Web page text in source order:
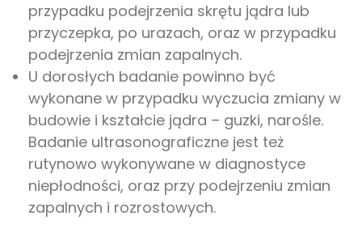
przypadku podejrzenia skrętu jądra lub
przyczepka, po urazach, oraz w przypadku
podejrzenia zmian zapalnych.
U dorosłych badanie powinno być
wykonane w przypadku wyczucia zmiany w
budowie i kształcie jądra – guzki, narośle.
Badanie ultrasonograficzne jest też
rutynowo wykonywane w diagnostyce
niepłodności, oraz przy podejrzeniu zmian
zapalnych i rozrostowych.